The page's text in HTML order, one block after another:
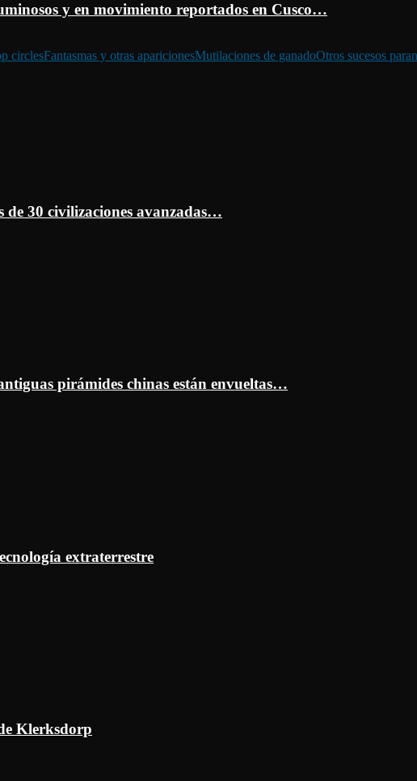
y en movimiento reportados en Cusco…
circlesFantasmas y otras aparicionesMutilaciones de ganadoOtros sucesos
30 civilizaciones avanzadas…
pirámides chinas están envueltas…
extraterrestre
Klerksdorp